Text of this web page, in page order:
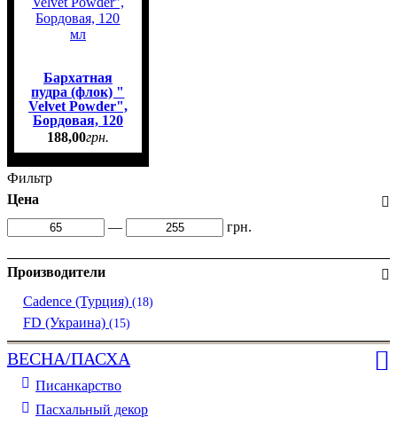
Бархатная
пудра (флок) "
Velvet Powder",
Бордовая, 120
мл
188,00грн.
Фильтр
Цена
—
грн.
Производители
Cadence (Турция) (18)
FD (Украина) (15)
ВЕСНА/ПАСХА
Писанкарство
Пасхальный декор